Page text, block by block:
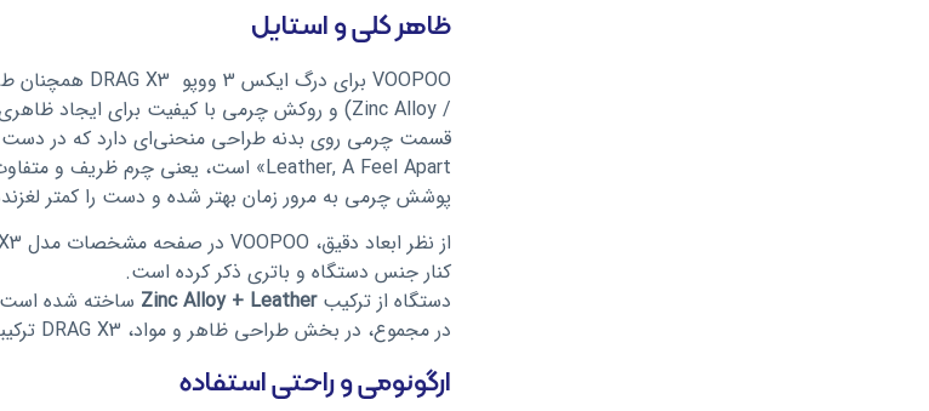
ظاهر کلی و استایل
/ Zinc Alloy) و روکش چرمی با کیفیت برای ایجاد ظاهری لوکس و در عین حال مقاوم.
Leather, A Feel Apart» است، یعنی چرم ظریف و متفاوت در لمس.
پوشش چرمی به مرور زمان بهتر شده و دست را کمتر
کنار جنس دستگاه و باتری ذکر کرده است.
دستگاه از ترکیبZinc Alloy + Leather ساخته شده
در مجموع، در بخش طراحی ظاهر و مواد، DRAG X3 ترکیبی از کیفیت بالا، زیبایی و ارگونومی به دست را ارائه می‌دهد.
ارگونومی و راحتی استفاده